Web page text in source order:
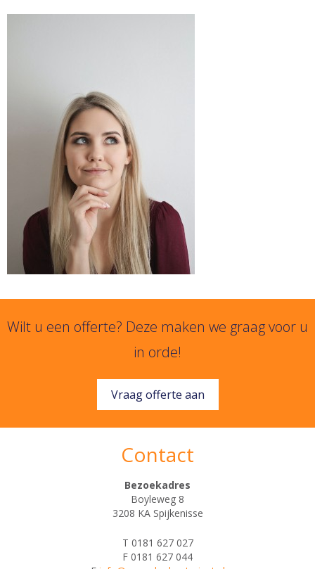
Wilt u een offerte? Deze maken we graag voor u
in orde!
Vraag offerte aan
Contact
Bezoekadres
Boyleweg 8
3208 KA Spijkenisse
T 0181 627 027
F 0181 627 044